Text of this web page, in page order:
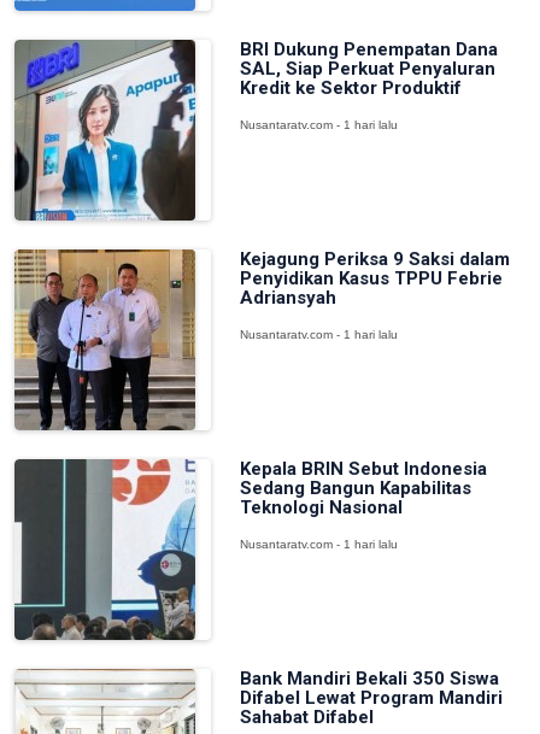
BRI Dukung Penempatan Dana
SAL, Siap Perkuat Penyaluran
Kredit ke Sektor Produktif
Nusantaratv.com - 1 hari lalu
Kejagung Periksa 9 Saksi dalam
Penyidikan Kasus TPPU Febrie
Adriansyah
Nusantaratv.com - 1 hari lalu
Kepala BRIN Sebut Indonesia
Sedang Bangun Kapabilitas
Teknologi Nasional
Nusantaratv.com - 1 hari lalu
Bank Mandiri Bekali 350 Siswa
Difabel Lewat Program Mandiri
Sahabat Difabel